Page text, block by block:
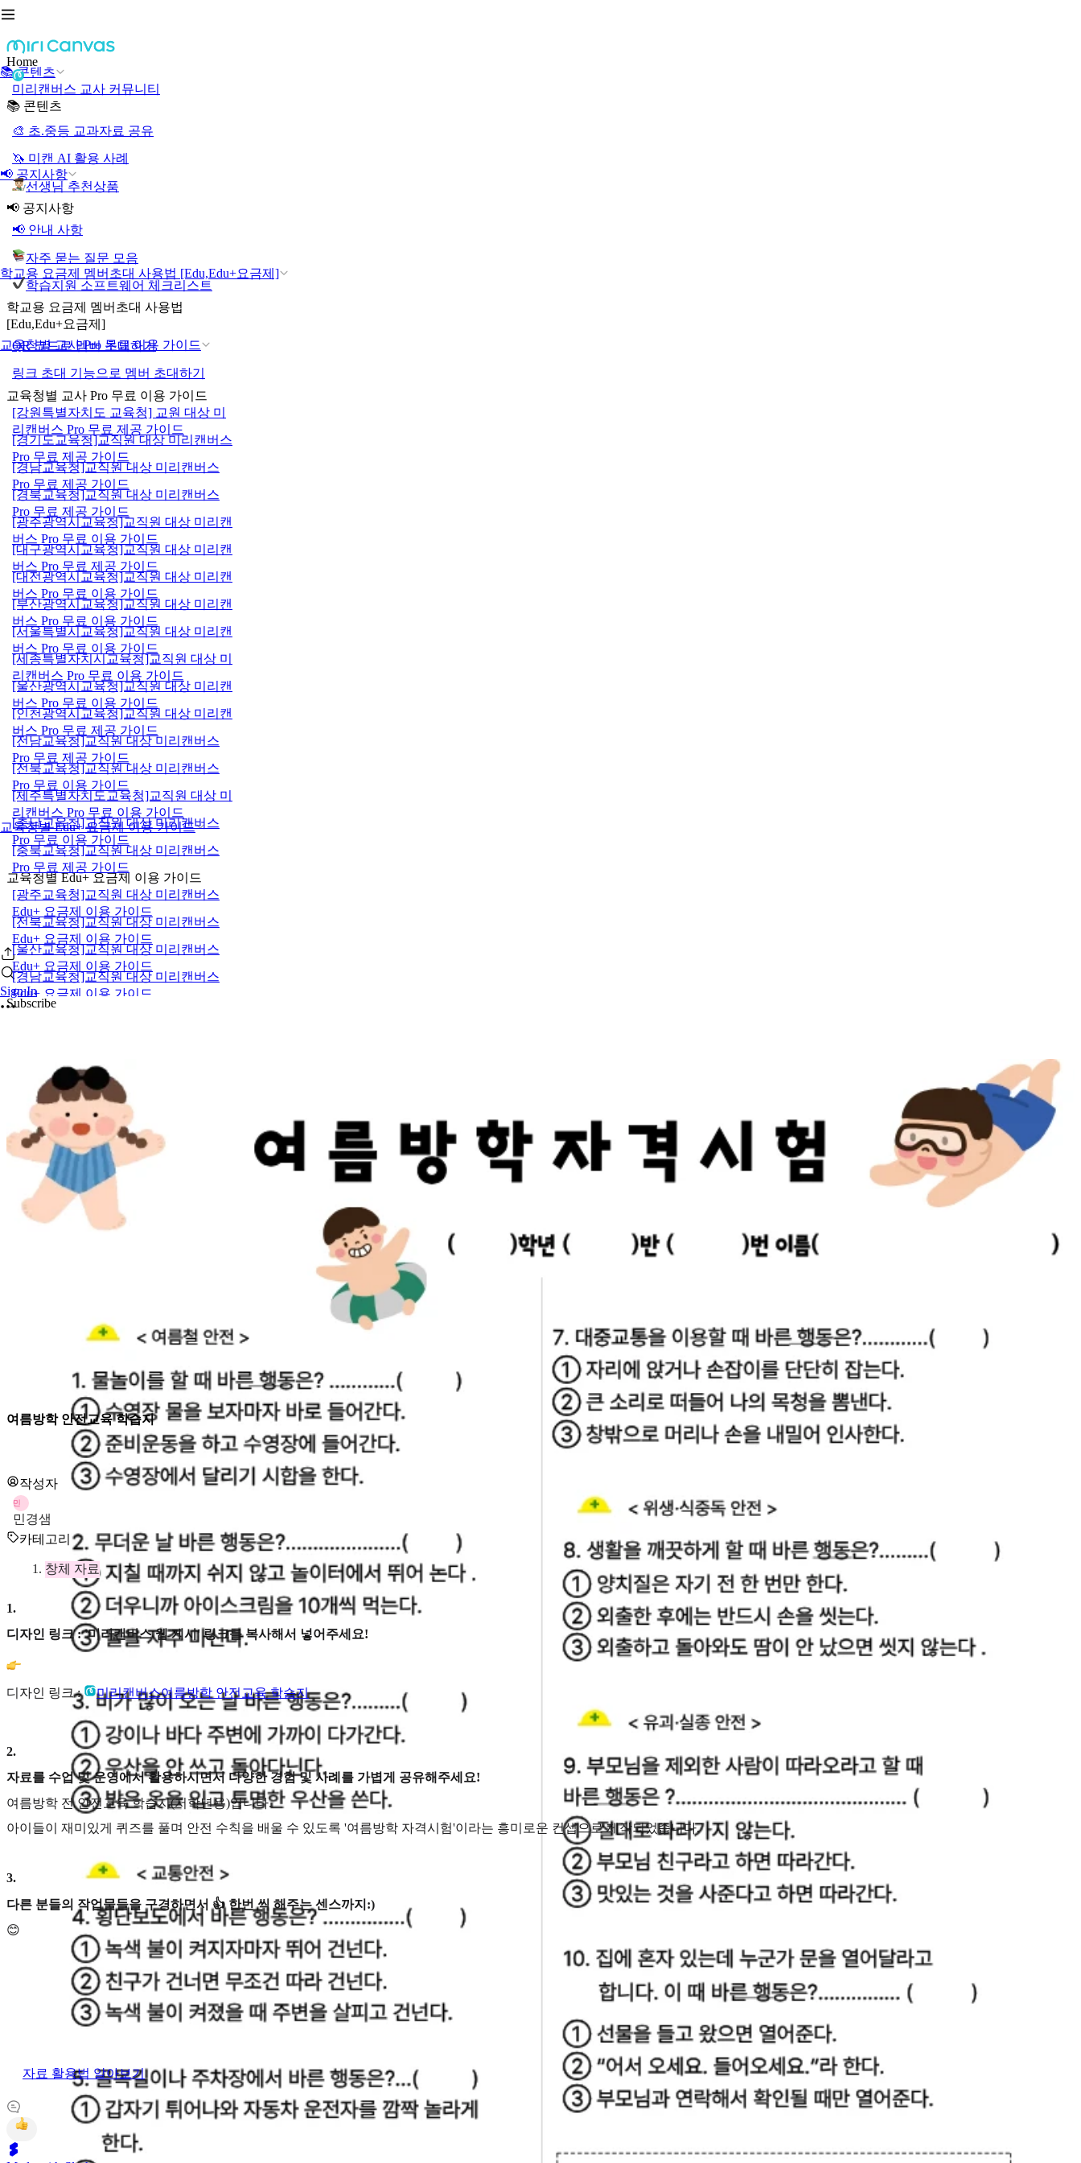
📚 콘텐츠
📢 공지사항
학교용 요금제 멤버초대 사용법 [Edu,Edu+요금제]
교육청별 교사 Pro 무료 이용 가이드
교육청별 Edu+ 요금제 이용 가이드
Sign In
Home
미리캔버스 교사 커뮤니티
📚 콘텐츠
🎨 초.중등 교과자료 공유
🦄 미캔 AI 활용 사례
선생님 추천상품
📢 공지사항
📢 안내 사항
자주 묻는 질문 모음
학습지원 소프트웨어 체크리스트
학교용 요금제 멤버초대 사용법
[Edu,Edu+요금제]
QR 코드로 멤버 초대하기
링크 초대 기능으로 멤버 초대하기
교육청별 교사 Pro 무료 이용 가이드
[강원특별자치도 교육청] 교원 대상 미
리캔버스 Pro 무료 제공 가이드
[경기도교육청]교직원 대상 미리캔버스
Pro 무료 제공 가이드
[경남교육청]교직원 대상 미리캔버스
Pro 무료 제공 가이드
[경북교육청]교직원 대상 미리캔버스
Pro 무료 제공 가이드
[광주광역시교육청]교직원 대상 미리캔
버스 Pro 무료 이용 가이드
[대구광역시교육청]교직원 대상 미리캔
버스 Pro 무료 제공 가이드
[대전광역시교육청]교직원 대상 미리캔
버스 Pro 무료 이용 가이드
[부산광역시교육청]교직원 대상 미리캔
버스 Pro 무료 이용 가이드
[서울특별시교육청]교직원 대상 미리캔
버스 Pro 무료 이용 가이드
[세종특별자치시교육청]교직원 대상 미
리캔버스 Pro 무료 이용 가이드
[울산광역시교육청]교직원 대상 미리캔
버스 Pro 무료 이용 가이드
[인천광역시교육청]교직원 대상 미리캔
버스 Pro 무료 제공 가이드
[전남교육청]교직원 대상 미리캔버스
Pro 무료 제공 가이드
[전북교육청]교직원 대상 미리캔버스
Pro 무료 이용 가이드
[제주특별자치도교육청]교직원 대상 미
리캔버스 Pro 무료 이용 가이드
[충남교육청]교직원 대상 미리캔버스
Pro 무료 이용 가이드
[충북교육청]교직원 대상 미리캔버스
Pro 무료 제공 가이드
교육청별 Edu+ 요금제 이용 가이드
[광주교육청]교직원 대상 미리캔버스
Edu+ 요금제 이용 가이드
[전북교육청]교직원 대상 미리캔버스
Edu+ 요금제 이용 가이드
[울산교육청]교직원 대상 미리캔버스
Edu+ 요금제 이용 가이드
[경남교육청]교직원 대상 미리캔버스
Edu+ 요금제 이용 가이드
Subscribe
여름방학 안전교육 학습지
작성자
민
민경샘
카테고리
창체 자료
1.
디자인 링크 : '미리캔버스 웹 게시' 링크를 복사해서 넣어주세요!
디자인 링크 : 미리캔버스여름방학 안전교육 학습지
2.
자료를 수업 및 운영에서 활용하시면서 다양한 경험 및 사례를 가볍게 공유해주세요!
여름방학 전 안전교육 학습지(저학년용)입니다.
아이들이 재미있게 퀴즈를 풀며 안전 수칙을 배울 수 있도록 '여름방학 자격시험'이라는 흥미로운 컨셉으로 제작되었습니다.
3.
다른 분들의 작업물들을 구경하면서 👍 한번 씩 해주는 센스까지:)
😊
자료 활용법 알아보기